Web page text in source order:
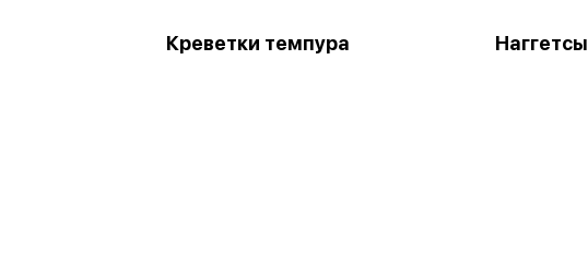
Креветки темпура Наггетсы